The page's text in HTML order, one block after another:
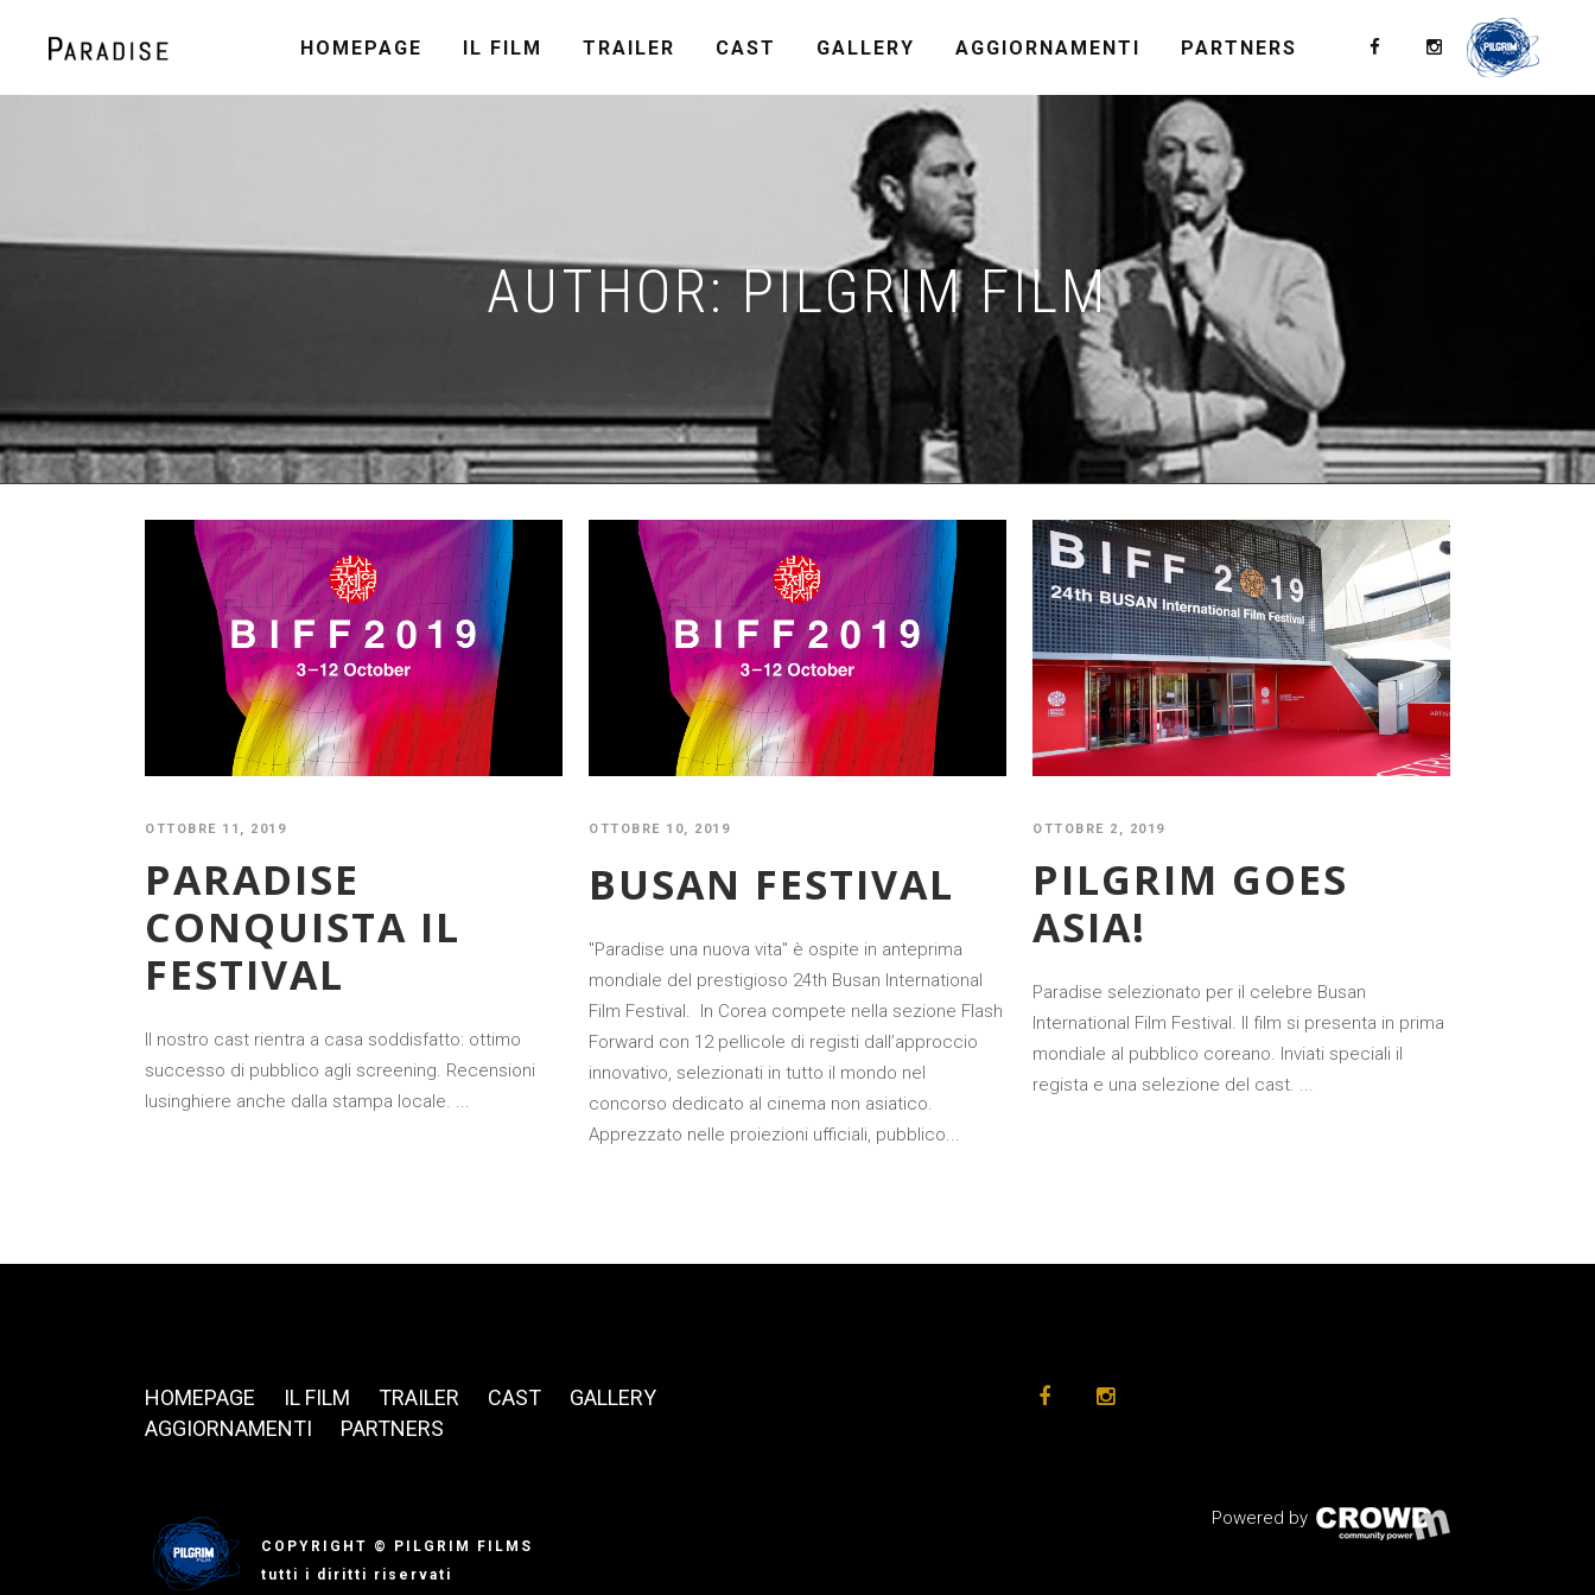
HOMEPAGE IL FILM TRAILER CAST GALLERY AGGIORNAMENTI PARTNERS
AUTHOR: PILGRIM FILM
OTTOBRE 11, 2019
PARADISE
CONQUISTA IL
FESTIVAL
Il nostro cast rientra a casa soddisfatto: ottimo
successo di pubblico agli screening. Recensioni
lusinghiere anche dalla stampa locale. ...
OTTOBRE 10, 2019
BUSAN FESTIVAL
"Paradise una nuova vita" è ospite in anteprima
mondiale del prestigioso 24th Busan International
Film Festival. In Corea compete nella sezione Flash
Forward con 12 pellicole di registi dall’approccio
innovativo, selezionati in tutto il mondo nel
concorso dedicato al cinema non asiatico.
Apprezzato nelle proiezioni ufficiali, pubblico...
OTTOBRE 2, 2019
PILGRIM GOES
ASIA!
Paradise selezionato per il celebre Busan
International Film Festival. Il film si presenta in prima
mondiale al pubblico coreano. Inviati speciali il
regista e una selezione del cast. ...
HOMEPAGE IL FILM TRAILER CAST
GALLERY
AGGIORNAMENTI
PARTNERS
COPYRIGHT © PILGRIM FILMS
tutti i diritti riservati
Powered by